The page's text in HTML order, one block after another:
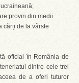
provin din medii
cărți de la vârste
oficial în România de
dintre cele trei
de a oferi tuturor